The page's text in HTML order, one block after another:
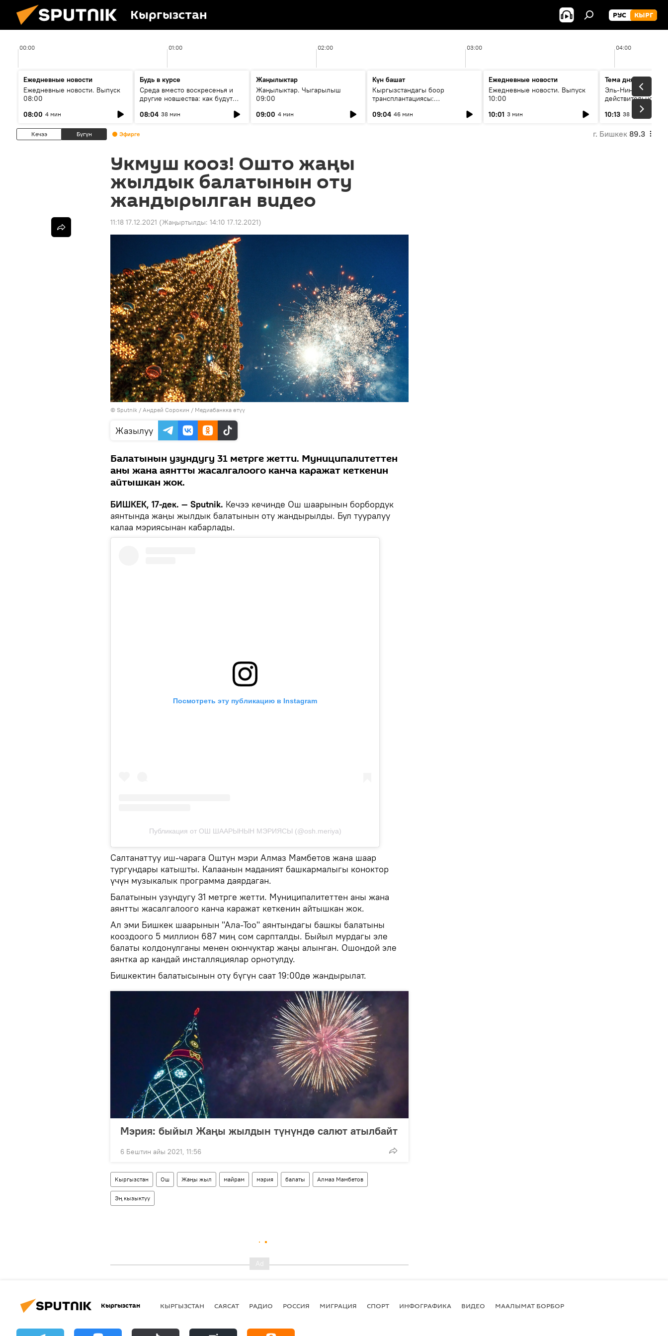
Кыргызстан РУС КЫРГ
00:00 01:00 02:00 03:00 04:00
Ежедневные новости
Ежедневные новости. Выпуск
08:00
08:00 4 мин
Будь в курсе
Среда вместо воскресенья и
другие новшества: как будут
08:04 38 мин
Жаңылыктар
Жаңылыктар. Чыгарылыш
09:00
09:00 4 мин
Күн башат
Кыргызстандагы боор
трансплантациясы:
келечеги
09:04 46 мин
Ежедневные новости
Ежедневные новости. Выпуск
10:00
10:01 3 мин
Тема дня
Эль-Ниньо, жара и
действительно
погоду в
10:13 38 мин
Кечээ Бүгүн Эфирге г. Бишкек 89.3
Укмуш кооз! Ошто жаңы
жылдык балатынын оту
жандырылган видео
11:18 17.12.2021 (Жаңыртылды: 14:10 17.12.2021)
© Sputnik / Андрей Сорокин / Медиабанкка өтүү
Жазылуу
Балатынын узундугу 31 метрге жетти. Муниципалитеттен
аны жана аянтты жасалгалоого канча каражат кеткенин
айтышкан жок.
БИШКЕК, 17-дек. — Sputnik. Кечээ кечинде Ош шаарынын борбордук
аянтында жаңы жылдык балатынын оту жандырылды. Бул тууралуу
калаа мэриясынан кабарлады.
Посмотреть эту публикацию в Instagram
Публикация от ОШ ШААРЫНЫН МЭРИЯСЫ (@osh.meriya)
Салтанаттуу иш-чарага Оштун мэри Алмаз Мамбетов жана шаар
тургундары катышты. Калаанын маданият башкармалыгы коноктор
үчүн музыкалык программа даярдаган.
Балатынын узундугу 31 метрге жетти. Муниципалитеттен аны жана
аянтты жасалгалоого канча каражат кеткенин айтышкан жок.
Ал эми Бишкек шаарынын "Ала-Тоо" аянтындагы башкы балатыны
кооздоого 5 миллион 687 миң сом сарпталды. Быйыл мурдагы эле
балаты колдонулганы менен оюнчуктар жаңы алынган. Ошондой эле
аянтка ар кандай инсталляциялар орнотулду.
Бишкектин балатысынын оту бүгүн саат 19:00дө жандырылат.
Мэрия: быйыл Жаңы жылдын түнүндө салют атылбайт
6 Бештин айы 2021, 11:56
Кыргызстан Ош Жаңы жыл майрам мэрия балаты Алмаз Мамбетов
Эң кызыктуу
Кыргызстан КЫРГЫЗСТАН САЯСАТ РАДИО РОССИЯ МИГРАЦИЯ СПОРТ ИНФОГРАФИКА ВИДЕО МААЛЫМАТ БОРБОР